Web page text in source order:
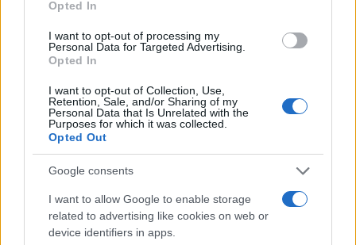
Opted In
I want to opt-out of processing my
Personal Data for Targeted Advertising.
Opted In
I want to opt-out of Collection, Use,
Retention, Sale, and/or Sharing of my
Personal Data that Is Unrelated with the
Purposes for which it was collected.
Opted Out
Google consents
I want to allow Google to enable storage
related to advertising like cookies on web or
device identifiers in apps.
Acquista online Inserti...
Prodotti per la saldatura
Vendita di prodotti,...
Utensileria
Migliori prodotti...